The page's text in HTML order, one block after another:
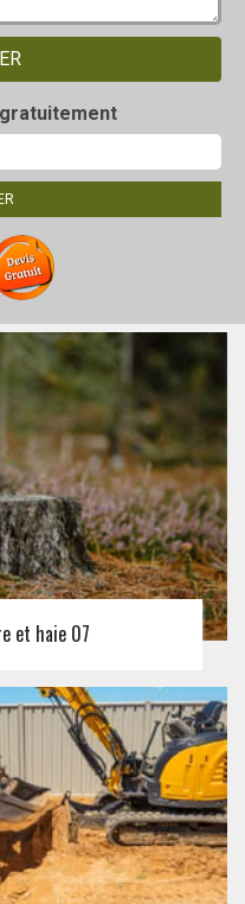
et haie 07